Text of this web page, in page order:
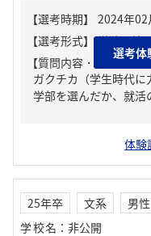
【質問内容・課題】
ガクチカ（学生時代に
学部を選んだか、就
選考体
体験
25年卒 文系
男性
学校名 ： 非公開